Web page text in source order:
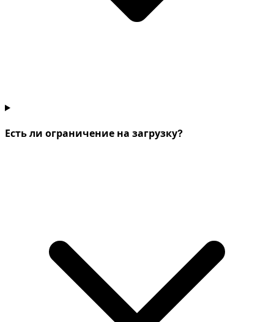
Есть ли ограничение на загрузку?